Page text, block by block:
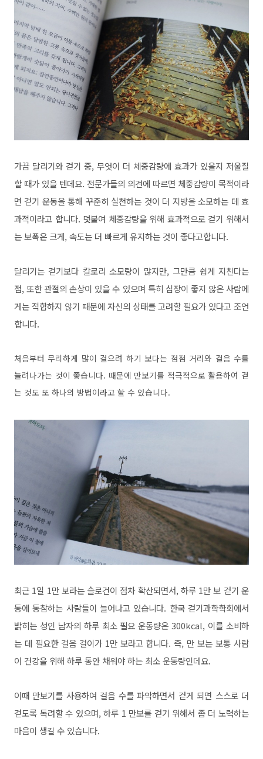
가끔 달리기와 걷기 중, 무엇이 더 체중감량에 효과가 있을지 저울질
할 때가 있을 텐데요. 전문가들의 의견에 따르면 체중감량이 목적이라
면 걷기 운동을 통해 꾸준히 실천하는 것이 더 지방을 소모하는 데 효
과적이라고 합니다. 덧붙여 체중감량을 위해 효과적으로 걷기 위해서
는 보폭은 크게, 속도는 더 빠르게 유지하는 것이 좋다고합니다.
달리기는 걷기보다 칼로리 소모량이 많지만, 그만큼 쉽게 지친다는
점, 또한 관절의 손상이 있을 수 있으며 특히 심장이 좋지 않은 사람에
게는 적합하지 않기 때문에 자신의 상태를 고려할 필요가 있다고 조언
합니다.
처음부터 무리하게 많이 걸으려 하기 보다는 점점 거리와 걸음 수를
늘려나가는 것이 좋습니다. 때문에 만보기를 적극적으로 활용하여 걷
는 것도 또 하나의 방법이라고 할 수 있습니다.
최근 1일 1만 보라는 슬로건이 점차 확산되면서, 하루 1만 보 걷기 운
동에 동참하는 사람들이 늘어나고 있습니다. 한국 걷기과학학회에서
밝히는 성인 남자의 하루 최소 필요 운동량은 300kcal, 이를 소비하
는 데 필요한 걸음 걸이가 1만 보라고 합니다. 즉, 만 보는 보통 사람
이 건강을 위해 하루 동안 채워야 하는 최소 운동량인데요.
이때 만보기를 사용하여 걸음 수를 파악하면서 걷게 되면 스스로 더
걷도록 독려할 수 있으며, 하루 1 만보를 걷기 위해서 좀 더 노력하는
마음이 생길 수 있습니다.